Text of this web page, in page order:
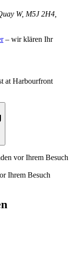
W, M5J 2H4,
– wir klären Ihr
at Harbourfront
vor Ihrem Besuch
Ihrem Besuch